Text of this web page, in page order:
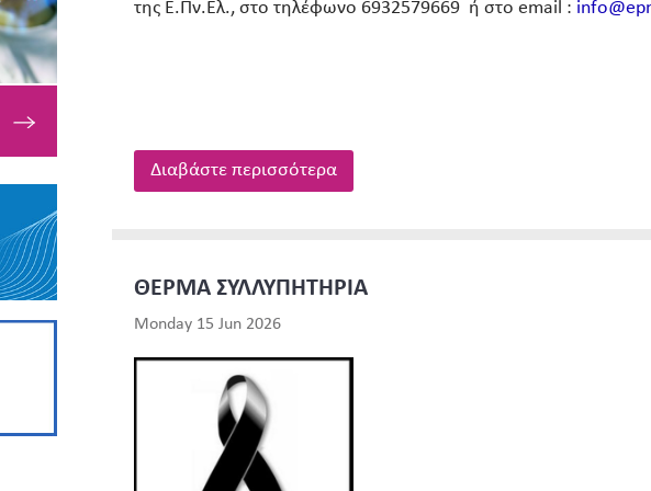
της Ε.Πν.Ελ., στο τηλέφωνο 6932579669 ή στο email :
Διαβάστε περισσότερα
ΘΕΡΜΑ ΣΥΛΛΥΠΗΤΗΡΙΑ
Monday 15 Jun 2026